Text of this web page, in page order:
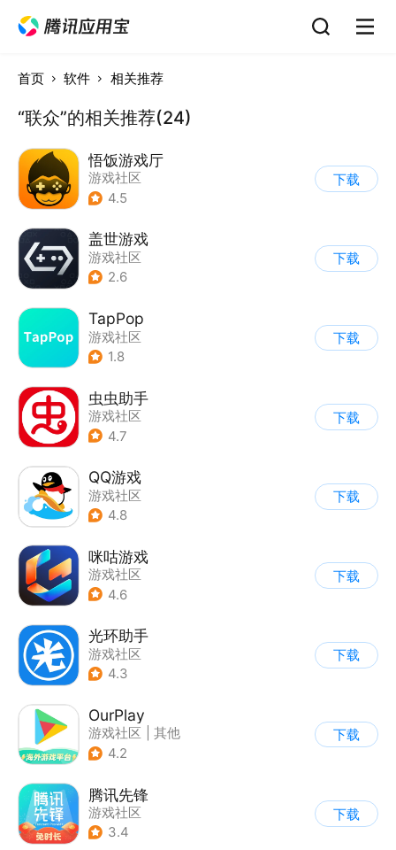
首页 软件 相关推荐
“联众”的相关推荐(24)
悟饭游戏厅
游戏社区
4.5
下载
盖世游戏
游戏社区
2.6
下载
TapPop
游戏社区
1.8
下载
虫虫助手
游戏社区
4.7
下载
QQ游戏
游戏社区
4.8
下载
咪咕游戏
游戏社区
4.6
下载
光环助手
游戏社区
4.3
下载
OurPlay
游戏社区
其他
4.2
下载
腾讯先锋
游戏社区
3.4
下载